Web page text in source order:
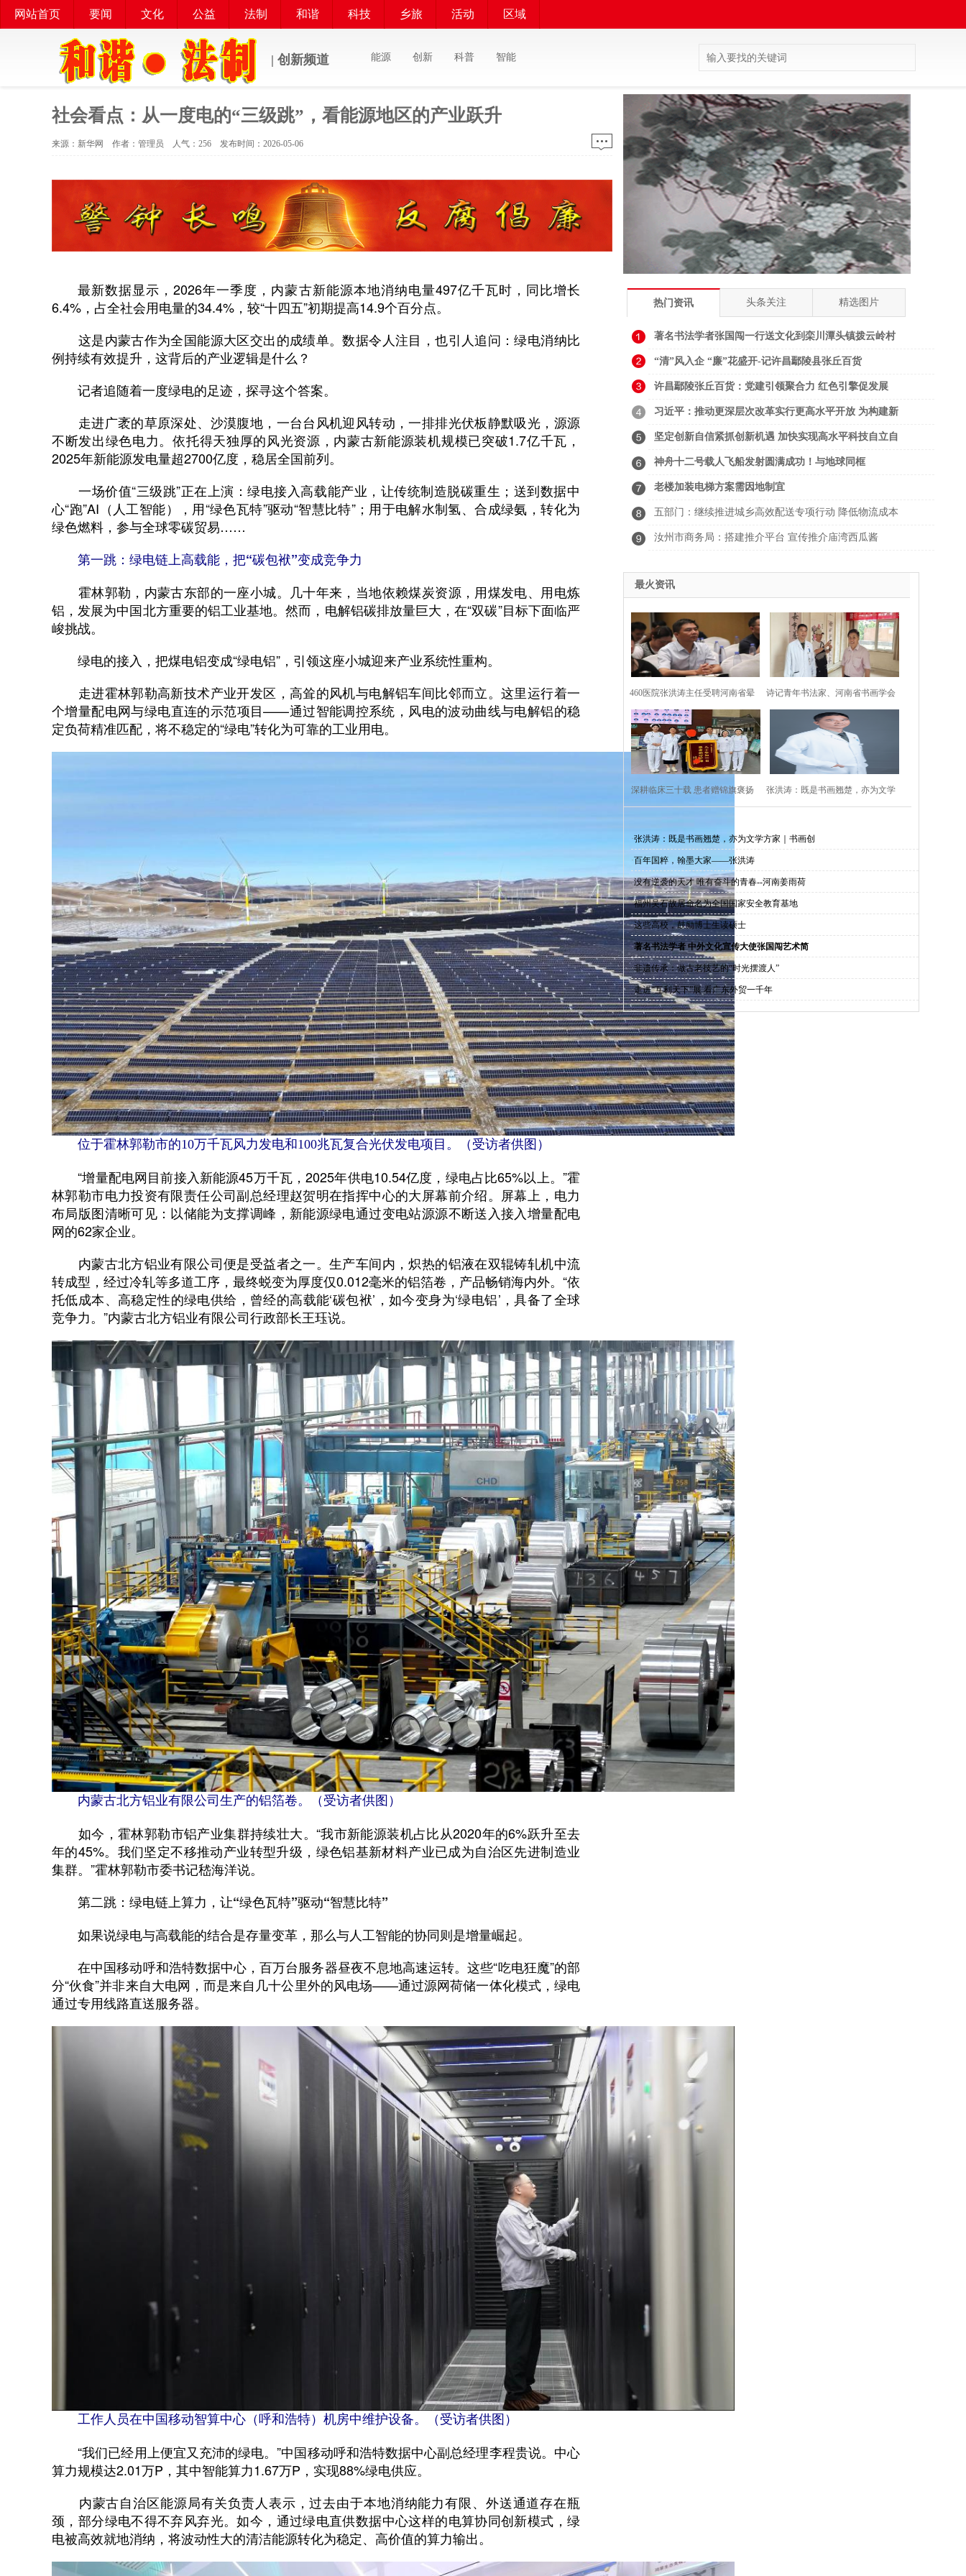
网站首页 要闻 文化 公益 法制 和谐 科技 乡旅 活动 区域
| 创新频道 能源 创新 科普 智能
社会看点：从一度电的“三级跳”，看能源地区的产业跃升
来源：新华网 作者：管理员 人气： 256 发布时间：2026-05-06
最新数据显示，2026年一季度，内蒙古新能源本地消纳电量497亿千瓦时，同比增长
6.4%，占全社会用电量的34.4%，较“十四五”初期提高14.9个百分点。
这是内蒙古作为全国能源大区交出的成绩单。数据令人注目，也引人追问：绿电消纳比
例持续有效提升，这背后的产业逻辑是什么？
记者追随着一度绿电的足迹，探寻这个答案。
走进广袤的草原深处、沙漠腹地，一台台风机迎风转动，一排排光伏板静默吸光，源源
不断发出绿色电力。依托得天独厚的风光资源，内蒙古新能源装机规模已突破1.7亿千瓦，
2025年新能源发电量超2700亿度，稳居全国前列。
一场价值“三级跳”正在上演：绿电接入高载能产业，让传统制造脱碳重生；送到数据中
心“跑”AI（人工智能），用“绿色瓦特”驱动“智慧比特”；用于电解水制氢、合成绿氨，转化为
绿色燃料，参与全球零碳贸易……
第一跳：绿电链上高载能，把“碳包袱”变成竞争力
霍林郭勒，内蒙古东部的一座小城。几十年来，当地依赖煤炭资源，用煤发电、用电炼
铝，发展为中国北方重要的铝工业基地。然而，电解铝碳排放量巨大，在“双碳”目标下面临严
峻挑战。
绿电的接入，把煤电铝变成“绿电铝”，引领这座小城迎来产业系统性重构。
走进霍林郭勒高新技术产业开发区，高耸的风机与电解铝车间比邻而立。这里运行着一
个增量配电网与绿电直连的示范项目——通过智能调控系统，风电的波动曲线与电解铝的稳
定负荷精准匹配，将不稳定的“绿电”转化为可靠的工业用电。
位于霍林郭勒市的10万千瓦风力发电和100兆瓦复合光伏发电项目。（受访者供图）
“增量配电网目前接入新能源45万千瓦，2025年供电10.54亿度，绿电占比65%以上。”霍
林郭勒市电力投资有限责任公司副总经理赵贺明在指挥中心的大屏幕前介绍。屏幕上，电力
布局版图清晰可见：以储能为支撑调峰，新能源绿电通过变电站源源不断送入接入增量配电
网的62家企业。
内蒙古北方铝业有限公司便是受益者之一。生产车间内，炽热的铝液在双辊铸轧机中流
转成型，经过冷轧等多道工序，最终蜕变为厚度仅0.012毫米的铝箔卷，产品畅销海内外。“依
托低成本、高稳定性的绿电供给，曾经的高载能‘碳包袱’，如今变身为‘绿电铝’，具备了全球
竞争力。”内蒙古北方铝业有限公司行政部长王珏说。
内蒙古北方铝业有限公司生产的铝箔卷。（受访者供图）
如今，霍林郭勒市铝产业集群持续壮大。“我市新能源装机占比从2020年的6%跃升至去
年的45%。我们坚定不移推动产业转型升级，绿色铝基新材料产业已成为自治区先进制造业
集群。”霍林郭勒市委书记嵇海洋说。
第二跳：绿电链上算力，让“绿色瓦特”驱动“智慧比特”
如果说绿电与高载能的结合是存量变革，那么与人工智能的协同则是增量崛起。
在中国移动呼和浩特数据中心，百万台服务器昼夜不息地高速运转。这些“吃电狂魔”的部
分“伙食”并非来自大电网，而是来自几十公里外的风电场——通过源网荷储一体化模式，绿电
通过专用线路直送服务器。
工作人员在中国移动智算中心（呼和浩特）机房中维护设备。（受访者供图）
“我们已经用上便宜又充沛的绿电。”中国移动呼和浩特数据中心副总经理李程贵说。中心
算力规模达2.01万P，其中智能算力1.67万P，实现88%绿电供应。
内蒙古自治区能源局有关负责人表示，过去由于本地消纳能力有限、外送通道存在瓶
颈，部分绿电不得不弃风弃光。如今，通过绿电直供数据中心这样的电算协同创新模式，绿
电被高效就地消纳，将波动性大的清洁能源转化为稳定、高价值的算力输出。
热门资讯 头条关注 精选图片
著名书法学者张国闯一行送文化到栾川潭头镇拨云岭村
“清”风入企 “廉”花盛开-记许昌鄢陵县张丘百货
许昌鄢陵张丘百货：党建引领聚合力 红色引擎促发展
习近平：推动更深层次改革实行更高水平开放 为构建新
坚定创新自信紧抓创新机遇 加快实现高水平科技自立自
神舟十二号载人飞船发射圆满成功！与地球同框
老楼加装电梯方案需因地制宜
五部门：继续推进城乡高效配送专项行动 降低物流成本
汝州市商务局：搭建推介平台 宣传推介庙湾西瓜酱
最火资讯
460医院张洪涛主任受聘河南省晕
厥防治与康复专委
诗记青年书法家、河南省书画学会
副主席张洪涛
深耕临床三十载 患者赠锦旗褒扬 张洪涛：既是书画翘楚，亦为文学
·张洪涛：既是书画翘楚，亦为文学方家｜书画创
·百年国粹，翰墨大家——张洪涛
·没有逆袭的天才 唯有奋斗的青春--河南姜雨荷
·福州吴石故居命名为全国国家安全教育基地
·这些高校，鼓励博士生读硕士
·著名书法学者 中外文化宣传大使张国闯艺术简
·非遗传承：做古老技艺的“时光摆渡人”
·走进“互利天下”展 看广东外贸一千年